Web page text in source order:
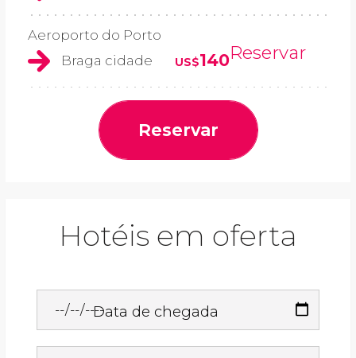
Aeroporto do Porto
Braga cidade
US$140Reservar
Reservar
Hotéis em oferta
Data de chegada